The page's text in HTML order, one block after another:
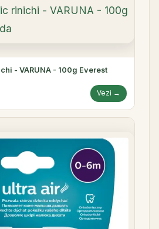
- VARUNA - 100g Everest
Vezi →